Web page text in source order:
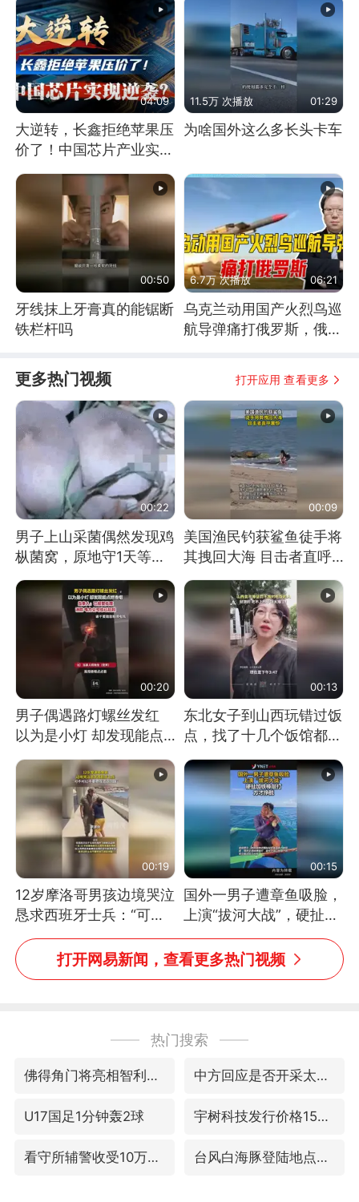
04:09
大逆转，长鑫拒绝苹果压
价了！中国芯片产业实现
11.5万 次播放 01:29
为啥国外这么多长头卡车
00:50
牙线抹上牙膏真的能锯断
铁栏杆吗
6.7万 次播放 06:21
乌克兰动用国产火烈鸟巡
航导弹痛打俄罗斯，俄军
更多热门视频 打开应用 查看更多
00:22
男子上山采菌偶然发现鸡
枞菌窝，原地守1天等它
长大：挖了140多朵
00:09
美国渔民钓获鲨鱼徒手将
其拽回大海 目击者直呼
震惊 （视频来源：参考
消息）
00:20
男子偶遇路灯螺丝发红
以为是小灯 却发现能点
燃香烟 当事人：已报警
处理
00:13
东北女子到山西玩错过饭
点，找了十几个饭馆都没
开门：午休到几点
00:19
12岁摩洛哥男孩边境哭泣
恳求西班牙士兵：“可不
可以不要把我遣返回国”
00:15
国外一男子遭章鱼吸脸，
上演“拔河大战”，硬扯加
铁棒敲打方才挣脱
打开网易新闻，查看更多热门视频
热门搜索
佛得角门将亮相智利俱乐部主场 中方回应是否开采太平洋海底稀土资源
U17国足1分钟轰2球 宇树科技发行价格150.80元/股
看守所辅警收受10万获刑1年 台风白海豚登陆地点更新